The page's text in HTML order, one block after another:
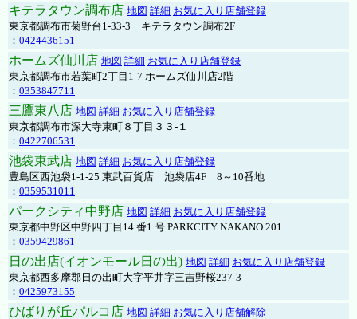
キテラタウン調布店 地図 詳細 お気に入り店舗登録
東京都調布市菊野台1-33-3 キテラタウン調布2F
： 0424436151
ホームズ仙川店 地図 詳細 お気に入り店舗登録
東京都調布市若葉町2丁目1-7 ホームズ仙川店2階
： 0353847711
三鷹東八店 地図 詳細 お気に入り店舗登録
東京都調布市深大寺東町８丁目３３-１
： 0422706531
池袋東武店 地図 詳細 お気に入り店舗登録
豊島区西池袋1-1-25 東武百貨店 池袋店4F 8～10番地
： 0359531011
パークシティ中野店 地図 詳細 お気に入り店舗登録
東京都中野区中野四丁目14 番1 号 PARKCITY NAKANO 201
： 0359429861
日の出店(イオンモール日の出) 地図 詳細 お気に入り店舗登録
東京都西多摩郡日の出町大字平井字三吉野桜237-3
： 0425973155
ひばりが丘パルコ店 地図 詳細 お気に入り店舗解除